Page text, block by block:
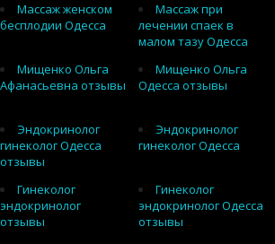
Массаж женском
бесплодии Одесса
Массаж при
лечении спаек в
малом тазу Одесса
Мищенко Ольга
Афанасьевна отзывы
Мищенко Ольга
Одесса отзывы
Эндокринолог
гинеколог Одесса
отзывы
Эндокринолог
гинеколог Одесса
Гинеколог
эндокринолог
отзывы
Гинеколог
эндокринолог Одесса
отзывы